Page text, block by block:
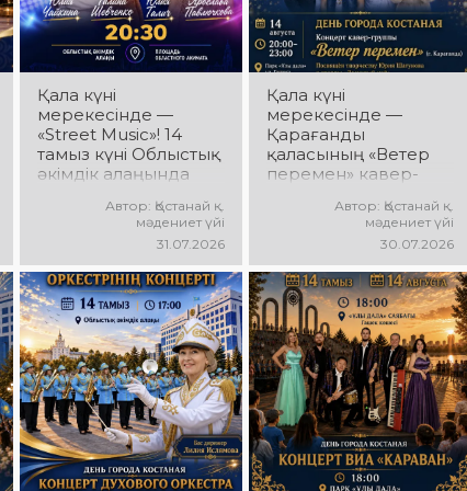
мен мерекелік көңіл
күй күтеді!
қуатты ырғақ пен
мерекелік көңіл күй
күтеді!
Қала күні
мерекесінде —
«Street Music»! 14
тамыз күні Облыстық
әкімдік алаңында
ұжымдарының
«Street Music»
бағдарламасы өтеді!
Сіздерді заманауи
музыка, жарқын
орындаулар, қуатты
энергия мен көтеріңкі
мерекелік көңіл күй
күтеді!
Автор: Қостанай қ.
мәдениет үйі
31.07.2026
Қала күні
мерекесінде —
Қарағанды
қаласының «Ветер
перемен» кавер-
«Ұлы Дала»
саябағында Юрий
Шатунов пен
«Ласковый май»
тобының
шығармашылығына
арналған концерт
өтеді! Сіздерді көпшілік
сүйіп тыңдайтын
әндер, жылы
естеліктер мен
ерекше музыкалық
атмосфера күтеді!
Автор: Қостанай қ.
мәдениет үйі
30.07.2026